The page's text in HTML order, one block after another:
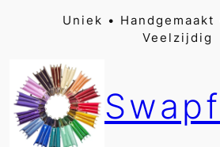
inhoud
Uniek • Handgemaakt
Veelzijdig